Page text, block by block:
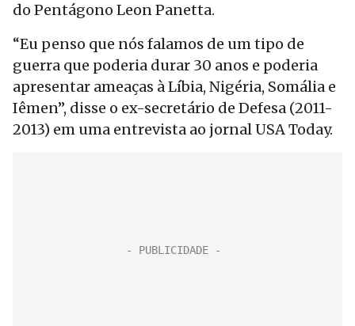
do Pentágono Leon Panetta.
“Eu penso que nós falamos de um tipo de
guerra que poderia durar 30 anos e poderia
apresentar ameaças à Líbia, Nigéria, Somália e
Iêmen”, disse o ex-secretário de Defesa (2011-
2013) em uma entrevista ao jornal USA Today.